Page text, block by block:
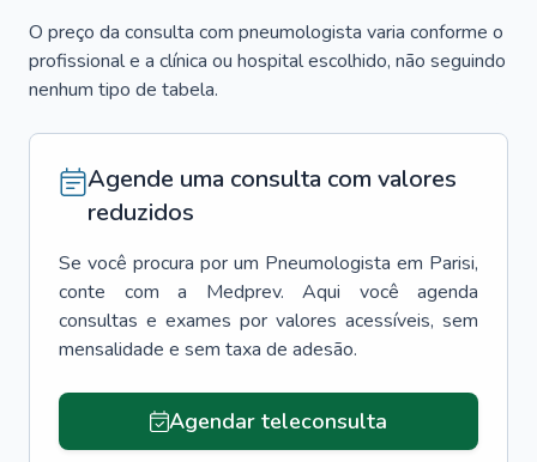
O preço da consulta com pneumologista varia conforme o
profissional e a clínica ou hospital escolhido, não seguindo
nenhum tipo de tabela.
Agende uma consulta com valores
reduzidos
Se você procura por um Pneumologista em Parisi,
conte com a Medprev. Aqui você agenda
consultas e exames por valores acessíveis, sem
mensalidade e sem taxa de adesão.
Agendar teleconsulta